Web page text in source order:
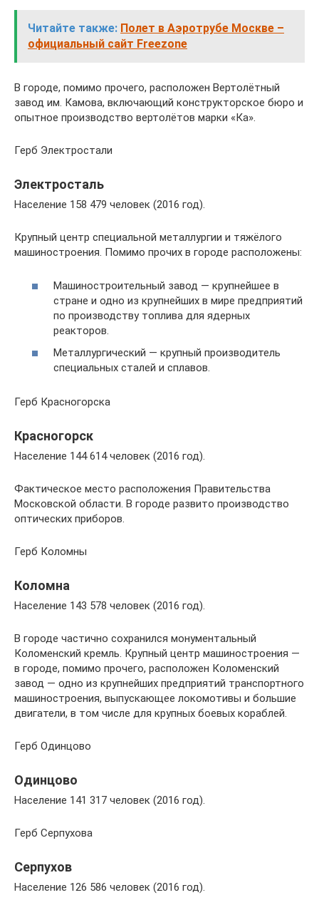
Читайте также: Полет в Аэротрубе Москве –
официальный сайт Freezone
В городе, помимо прочего, расположен Вертолётный
завод им. Камова, включающий конструкторское бюро и
опытное производство вертолётов марки «Ка».
Герб Электростали
Электросталь
Население 158 479 человек (2016 год).
Крупный центр специальной металлургии и тяжёлого
машиностроения. Помимо прочих в городе расположены:
Машиностроительный завод — крупнейшее в
стране и одно из крупнейших в мире предприятий
по производству топлива для ядерных
реакторов.
Металлургический — крупный производитель
специальных сталей и сплавов.
Герб Красногорска
Красногорск
Население 144 614 человек (2016 год).
Фактическое место расположения Правительства
Московской области. В городе развито производство
оптических приборов.
Герб Коломны
Коломна
Население 143 578 человек (2016 год).
В городе частично сохранился монументальный
Коломенский кремль. Крупный центр машиностроения —
в городе, помимо прочего, расположен Коломенский
завод — одно из крупнейших предприятий транспортного
машиностроения, выпускающее локомотивы и большие
двигатели, в том числе для крупных боевых кораблей.
Герб Одинцово
Одинцово
Население 141 317 человек (2016 год).
Герб Серпухова
Серпухов
Население 126 586 человек (2016 год).